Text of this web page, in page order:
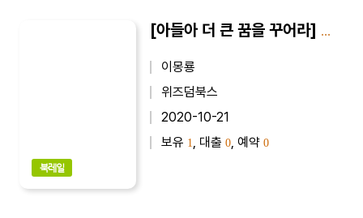
북레일
[아들아 더 큰 꿈을 꾸어라] 아들아 더 큰 꿈을 꾸어라 2
이몽룡
위즈덤북스
2020-10-21
보유 1 , 대출 0 , 예약 0